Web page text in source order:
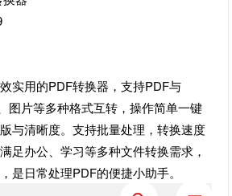
实用的PDF转换器，支持PDF与
图片等多种格式互转，操作简单一键
与清晰度。支持批量处理，转换速度
足办公、学习等多种文件转换需求，
是日常处理PDF的便捷小助手。